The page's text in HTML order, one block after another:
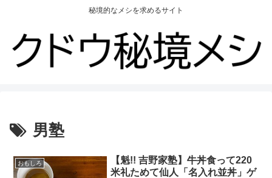
秘境的なメシを求めるサイト
男塾
おもしろ
【魁!! 吉野家塾】牛丼食って220
米礼ためて仙人「名入れ並丼」ゲ